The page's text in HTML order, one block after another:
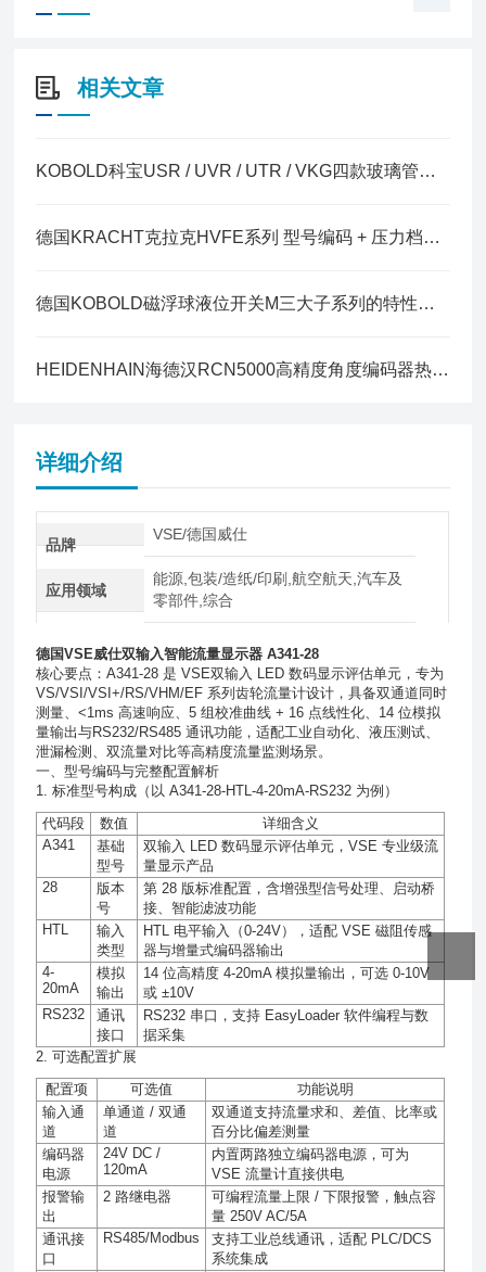
相关文章
KOBOLD科宝USR / UVR / UTR / VKG四款玻璃管变面积流量计的区别
德国KRACHT克拉克HVFE系列 型号编码 + 压力档位 + 规格速查表
德国KOBOLD磁浮球液位开关M三大子系列的特性对比
HEIDENHAIN海德汉RCN5000高精度角度编码器热膨胀补偿方案全解
详细介绍
品牌
VSE/德国威仕
应用领域
能源,包装/造纸/印刷,航空航天,汽车及
零部件,综合
德国VSE威仕双输入智能流量显示器 A341-28
核心要点：A341-28 是 VSE双输入 LED 数码显示评估单元，专为
VS/VSI/VSI+/RS/VHM/EF 系列齿轮流量计设计，具备双通道同时
测量、<1ms 高速响应、5 组校准曲线 + 16 点线性化、14 位模拟
量输出与RS232/RS485 通讯功能，适配工业自动化、液压测试、
泄漏检测、双流量对比等高精度流量监测场景。
一、型号编码与完整配置解析
1. 标准型号构成（以 A341-28-HTL-4-20mA-RS232 为例）
代码段
数值
详细含义
A341
基础
型号
双输入 LED数码显示评估单元，VSE专业级流
量显示产品
28
版本
号
第 28 版标准配置，含增强型信号处理、启动桥
接、智能滤波功能
HTL
输入
类型
HTL 电平输入（0-24V），适配 VSE磁阻传感
器与增量式编码器输出
4-
20mA
模拟
输出
14位高精度 4-20mA模拟量输出，可选 0-10V
或 ±10V
RS232
通讯
接口
RS232 串口，支持 EasyLoader软件编程与数
据采集
2. 可选配置扩展
配置项
可选值
功能说明
输入通
道
单通道 /双通
道
双通道支持流量求和、差值、比率或
百分比偏差测量
编码器
电源
24V DC /
120mA
内置两路独立编码器电源，可为
VSE流量计直接供电
报警输
出
2 路继电器 可编程流量上限 /下限报警，触点容
量 250V AC/5A
通讯接
口
RS485/Modbus 支持工业总线通讯，适配 PLC/DCS
系统集成